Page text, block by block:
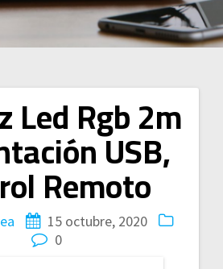
Led Rgb 2m
USB,
Remoto
15 octubre, 2020
0